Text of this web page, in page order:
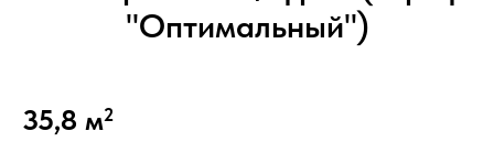
"Оптимальный")
35,8 м2